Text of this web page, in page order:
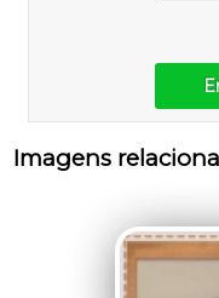
Imagens